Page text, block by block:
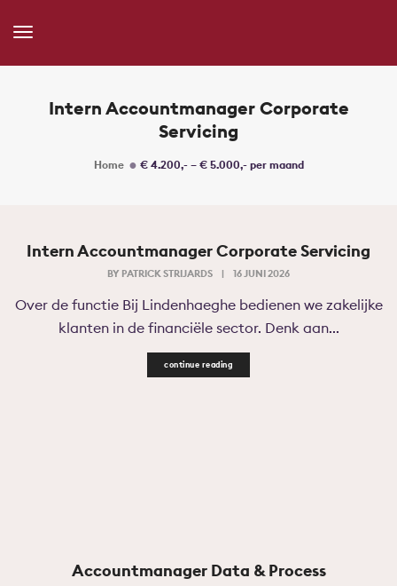
Toggle
Intern Accountmanager Corporate
Servicing
Home € 4.200,- – € 5.000,- per maand
Intern Accountmanager Corporate Servicing
BY PATRICK STRIJARDS | 16 JUNI 2026
Over de functie Bij Lindenhaeghe bedienen we zakelijke
klanten in de financiële sector. Denk aan...
continue reading
Accountmanager Data & Process